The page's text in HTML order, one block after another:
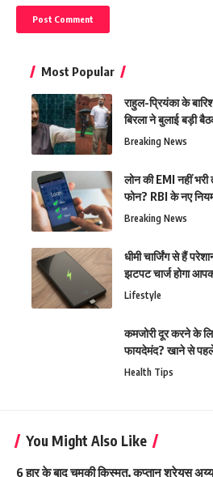
Most Popular
राहुल-प्रियंका के
बिरला ने बुलाई बड़ी
Breaking News
लोन की EMI नहीं भरी
फोन? RBI के नए
Breaking News
धीमी चार्जिंग से हैं
झटपट चार्ज होगा
Lifestyle
कमजोरी दूर करने के
फायदेमंद? खाने से
Health Tips
You Might Also Like
6 हार के बाद चमकी किस्मत, कप्तान श्रेयस